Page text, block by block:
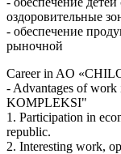
оздоровительные
- обеспечение
рыночной
Career in AO
- Advantages of
KOMPLEKSI"
1. Participation in
republic.
2. Interesting work,